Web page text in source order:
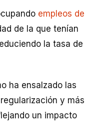
empleos de
de la que tenían
la tasa de
ha ensalzado las
y más
un impacto